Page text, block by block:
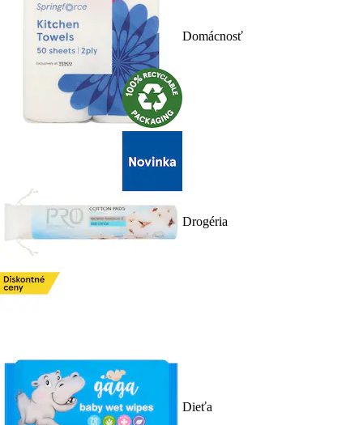
Domácnosť
Drogéria
Dieťa